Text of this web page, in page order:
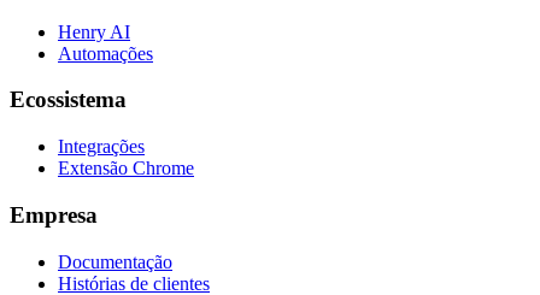
Henry AI
Automações
Ecossistema
Integrações
Extensão Chrome
Empresa
Documentação
Histórias de clientes